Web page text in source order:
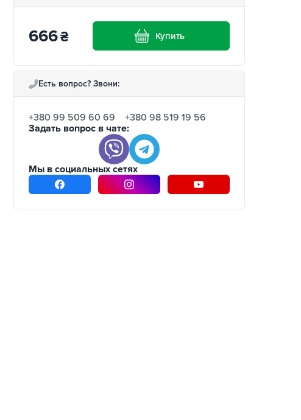
666₴ Купить
Есть вопрос? Звони:
+380 99 509 60 69
+380 98 519 19 56
Задать вопрос в чате:
Мы в социальных сетях